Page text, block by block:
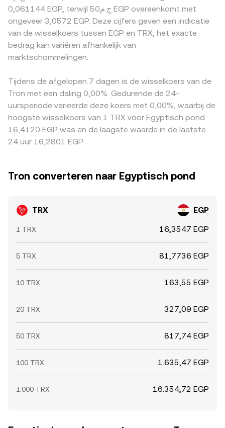
het sentiment en de marktdiepte beïnvloeden. Tot slot
zorgen technische marktparamers voor
kortetermijnvolatiliteit: positieve of negatieve funding
rates in TRX-perpetuals, opties-expiraties waar
beschikbaar, veranderingen in exchange-reserves en on-
conversion rate tijdelijk versnellen of afremmen.
balans en daardoor de prijs. Al deze bronnen—centrale
orderboeken, VWAP-aggregaties en AMM-pools—vloeien
samen in de realtime indicatie die u als TRX/EGP
conversion rate ziet.
bepaalde regio’s kunnen een premie of korting tonen
door lokale vraag, beperkingen rond fiat-stortingen of
verschillen in EGP-beschikbaarheid. In veel gevallen is de
genoteerde TRX/EGP-afleiding indirect via TRX/USDT en
EGP/USDT, waardoor een USDT-premie of -discount ten
opzichte van EGP doorwerkt in de uiteindelijke TRX/EGP-
is en verkopen waar het duurder is, wat prijzen doorgaans
naar elkaar toetrekt; toch blijft dit een onvolmaakt
mechanisme door transactiekosten, overdrachtstijden,
limieten rond fiatopnames in EGP en eventuele
regelgeving, waardoor kortstondige verschillen tussen
beurzen kunnen aanhouden.
0,061144 EGP, terwijl ج.م50 EGP overeenkomt met
ongeveer 3,0572 EGP. Deze cijfers geven een indicatie
van de wisselkoers tussen EGP en TRX, het exacte
bedrag kan variëren afhankelijk van
marktschommelingen.
Tijdens de afgelopen 7 dagen is de wisselkoers van de
Tron met een daling 0,00%. Gedurende de 24-
uursperiode varieerde deze koers met 0,00%, waarbij de
hoogste wisselkoers van 1 TRX voor Egyptisch pond
16,4120 EGP was en de laagste waarde in de laatste
24 uur 16,2801 EGP.
Tron converteren naar Egyptisch pond
TRX EGP
1 TRX 16,3547 EGP
5 TRX 81,7736 EGP
10 TRX 163,55 EGP
20 TRX 327,09 EGP
50 TRX 817,74 EGP
100 TRX 1.635,47 EGP
1.000 TRX 16.354,72 EGP